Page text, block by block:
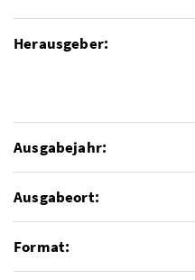
Herausgeber:
Ausgabejahr:
Ausgabeort:
Format: